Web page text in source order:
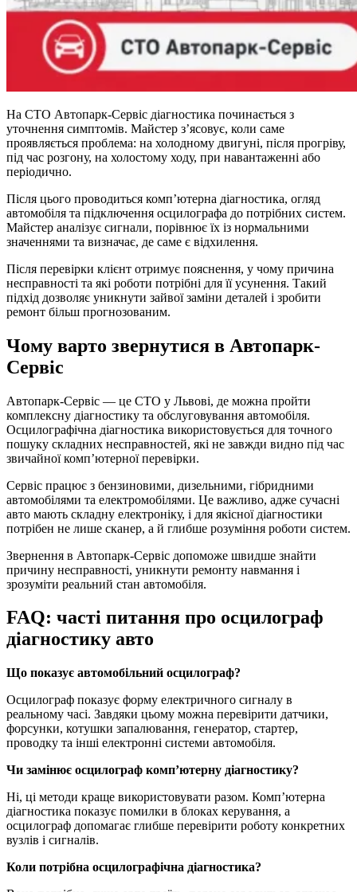
На СТО Автопарк-Сервіс діагностика починається з
уточнення симптомів. Майстер з’ясовує, коли саме
проявляється проблема: на холодному двигуні, після прогріву,
під час розгону, на холостому ходу, при навантаженні або
періодично.
Після цього проводиться комп’ютерна діагностика, огляд
автомобіля та підключення осцилографа до потрібних систем.
Майстер аналізує сигнали, порівнює їх із нормальними
значеннями та визначає, де саме є відхилення.
Після перевірки клієнт отримує пояснення, у чому причина
несправності та які роботи потрібні для її усунення. Такий
підхід дозволяє уникнути зайвої заміни деталей і зробити
ремонт більш прогнозованим.
Чому варто звернутися в Автопарк-
Сервіс
Автопарк-Сервіс — це СТО у Львові, де можна пройти
комплексну діагностику та обслуговування автомобіля.
Осцилографічна діагностика використовується для точного
пошуку складних несправностей, які не завжди видно під час
звичайної комп’ютерної перевірки.
Сервіс працює з бензиновими, дизельними, гібридними
автомобілями та електромобілями. Це важливо, адже сучасні
авто мають складну електроніку, і для якісної діагностики
потрібен не лише сканер, а й глибше розуміння роботи систем.
Звернення в Автопарк-Сервіс допоможе швидше знайти
причину несправності, уникнути ремонту навмання і
зрозуміти реальний стан автомобіля.
FAQ: часті питання про осцилограф
діагностику авто
Що показує автомобільний осцилограф?
Осцилограф показує форму електричного сигналу в
реальному часі. Завдяки цьому можна перевірити датчики,
форсунки, котушки запалювання, генератор, стартер,
проводку та інші електронні системи автомобіля.
Чи замінює осцилограф комп’ютерну діагностику?
Ні, ці методи краще використовувати разом. Комп’ютерна
діагностика показує помилки в блоках керування, а
осцилограф допомагає глибше перевірити роботу конкретних
вузлів і сигналів.
Коли потрібна осцилографічна діагностика?